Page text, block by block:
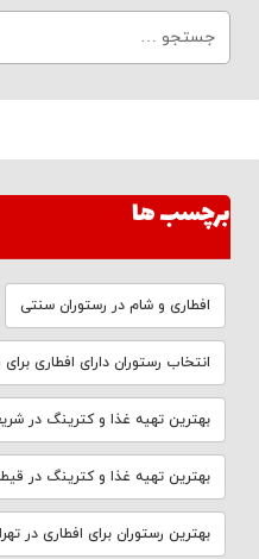
برچسب ها
افطاری و شام در رستوران سنتی
انتخاب رستوران دارای افطاری
بهترین تهیه غذا و کترینگ در
بهترین تهیه غذا و کترینگ در
بهترین رستوران برای افطاری در